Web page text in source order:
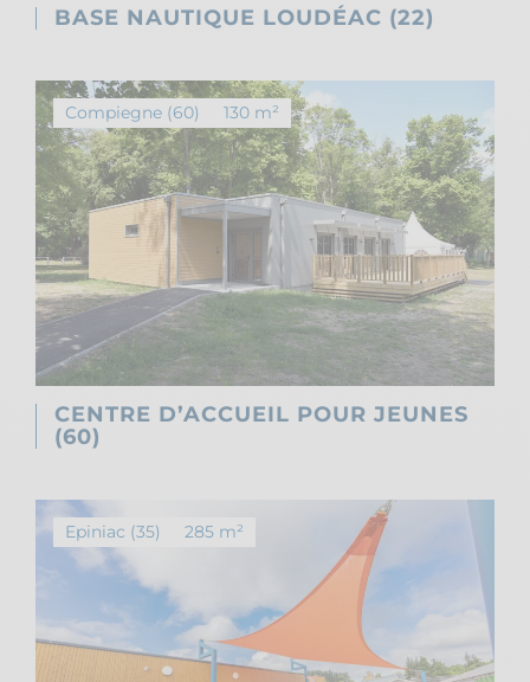
BASE NAUTIQUE LOUDÉAC (22)
CENTRE D’ACCUEIL POUR JEUNES
(60)
Compiegne (60) 130 m²
Epiniac (35) 285 m²